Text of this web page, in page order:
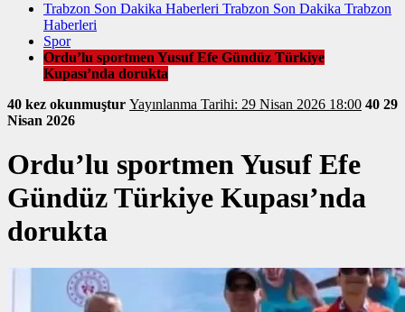
Trabzon Son Dakika Haberleri Trabzon Son Dakika Trabzon
Haberleri
Spor
Ordu’lu sportmen Yusuf Efe Gündüz Türkiye
Kupası’nda dorukta
40 kez okunmuştur Yayınlanma Tarihi: 29 Nisan 2026 18:00 40 29
Nisan 2026
Ordu’lu sportmen Yusuf Efe
Gündüz Türkiye Kupası’nda
dorukta